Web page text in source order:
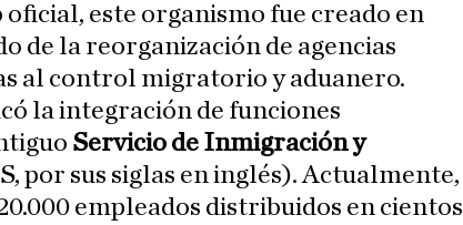
oficial, este organismo fue creado en
de la reorganización de agencias
al control migratorio y aduanero.
la integración de funciones
Servicio de Inmigración y
por sus siglas en inglés). Actualmente,
empleados distribuidos en cientos